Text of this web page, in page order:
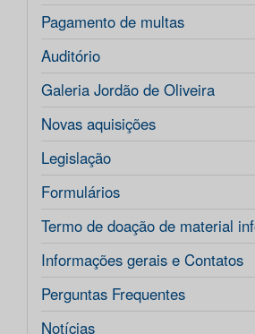
Pagamento de multas
Auditório
Galeria Jordão de Oliveira
Novas aquisições
Legislação
Formulários
Termo de doação de material
Informações gerais e Contatos
Perguntas Frequentes
Notícias